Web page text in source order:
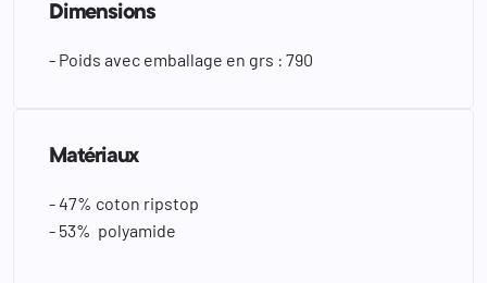
Dimensions
- Poids avec emballage en grs : 790
Matériaux
- 47% coton ripstop
- 53% polyamide